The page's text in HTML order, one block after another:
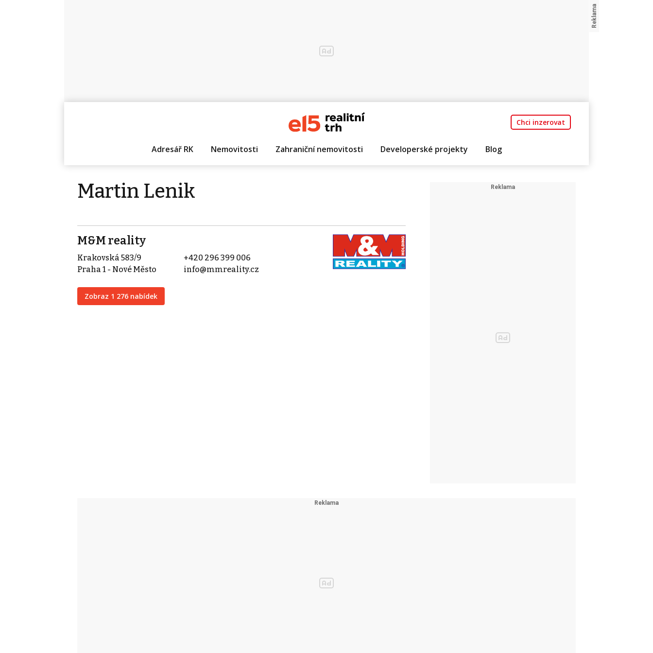
Chci inzerovat
Adresář RK Nemovitosti Zahraniční nemovitosti Developerské projekty Blog
Martin Lenik
M&M reality
Krakovská 583/9
Praha 1 - Nové Město
Zobraz 1 276 nabídek
+420 296 399 006
info@mmreality.cz